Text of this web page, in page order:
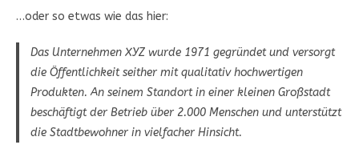
…oder so etwas wie das hier:
Das Unternehmen XYZ wurde 1971 gegründet und versorgt
die Öffentlichkeit seither mit qualitativ hochwertigen
Produkten. An seinem Standort in einer kleinen Großstadt
beschäftigt der Betrieb über 2.000 Menschen und unterstützt
die Stadtbewohner in vielfacher Hinsicht.